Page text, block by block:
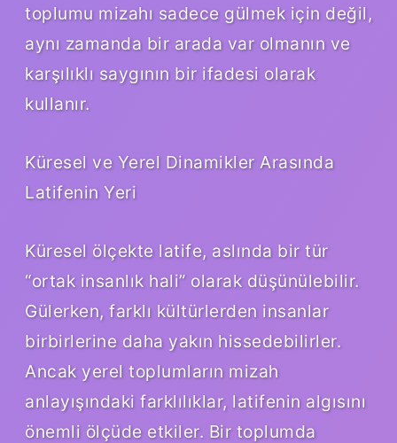
toplumu mizahı sadece gülmek için değil,
aynı zamanda bir arada var olmanın ve
karşılıklı saygının bir ifadesi olarak
kullanır.
Küresel ve Yerel Dinamikler Arasında
Latifenin Yeri
Küresel ölçekte latife, aslında bir tür
“ortak insanlık hali” olarak düşünülebilir.
Gülerken, farklı kültürlerden insanlar
birbirlerine daha yakın hissedebilirler.
Ancak yerel toplumların mizah
anlayışındaki farklılıklar, latifenin algısını
önemli ölçüde etkiler. Bir toplumda